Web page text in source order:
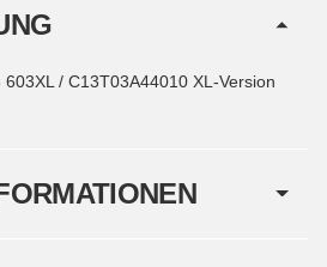
/ C13T03A44010 XL-Version